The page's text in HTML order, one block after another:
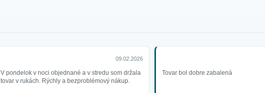
09.02.2026
V pondelok v noci objednané a v stredu som držala
tovar v rukách. Rýchly a bezproblémový nákup.
Tovar bol dobre zabalená